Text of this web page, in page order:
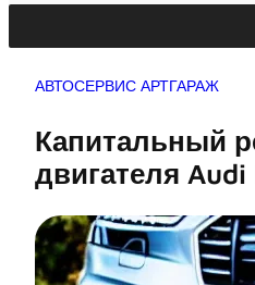
АВТОСЕРВИС АРТГАРАЖ
Капитальный
двигателя Audi